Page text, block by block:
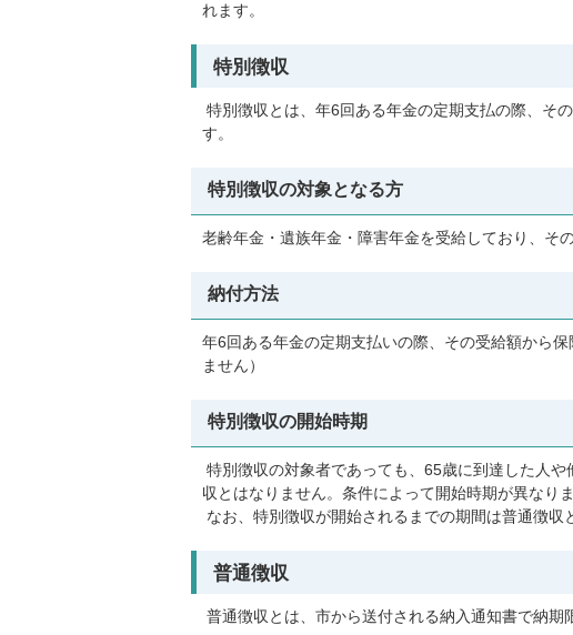
れます。
特別徴収
特別徴収とは、年6回ある年金の定期支払の際、そ
す。
特別徴収の対象となる方
老齢年金・遺族年金・障害年金を受給しており、そ
納付方法
年6回ある年金の定期支払いの際、その受給額から
ません）
特別徴収の開始時期
特別徴収の対象者であっても、65歳に到達した人
収とはなりません。条件によって開始時期が異なりま
なお、特別徴収が開始されるまでの期間は普通徴収
普通徴収
普通徴収とは、市から送付される納入通知書で納期